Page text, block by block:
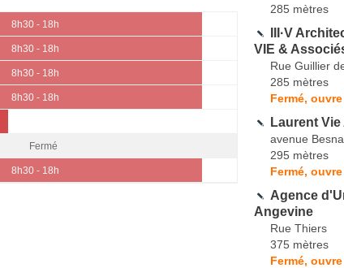
8h30 - 18h
8h30 - 18h
8h30 - 18h
8h30 - 18h
Fermé
8h30 - 18h
285 mètres
III·V
VIE &
Rue Guillier
285 mètres
Fermé,
Laurent
avenue
295 mètres
Fermé,
Agence
Angevine
Rue Thiers
375 mètres
Fermé,